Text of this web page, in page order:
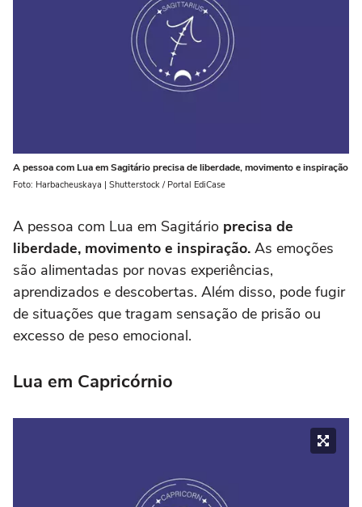
A pessoa com Lua em Sagitário precisa de liberdade, movimento e inspiração
Foto: Harbacheuskaya | Shutterstock / Portal EdiCase
A pessoa com Lua em Sagitário precisa de
liberdade, movimento e inspiração. As emoções
são alimentadas por novas experiências,
aprendizados e descobertas. Além disso, pode fugir
de situações que tragam sensação de prisão ou
excesso de peso emocional.
Lua em Capricórnio